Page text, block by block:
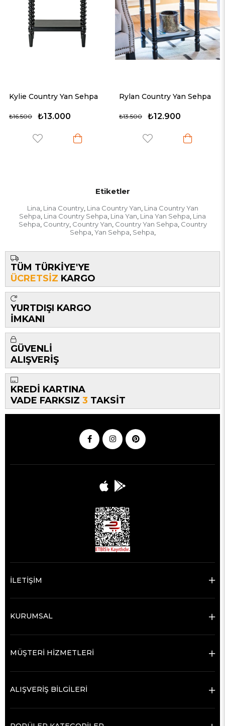
Rylan Country Yan Sehpa
₺12.900
₺13.500
Luke Country Yan
₺12.900
₺13.500
Etiketler
Lina Lina Country, Lina Country Yan Lina Country Yan
Sehpa Lina Country Sehpa Lina Yan Lina Yan Sehpa Lina
Sehpa Country, Country Yan Country Yan Sehpa Country
Sehpa Yan Sehpa Sehpa
TÜM TÜRKİYE'YE
ÜCRETSİZ KARGO
YURTDIŞI KARGO
İMKANI
GÜVENLİ
ALIŞVERİŞ
KREDİ KARTINA
VADE FARKSIZ 3 TAKSİT
İLETİŞİM
KURUMSAL
MÜŞTERİ HİZMETLERİ
ALIŞVERİŞ BİLGİLERİ